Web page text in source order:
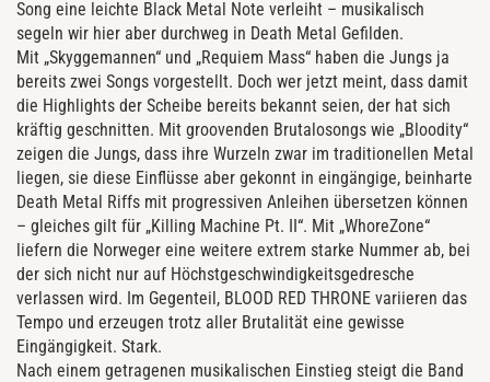
Song eine leichte Black Metal Note verleiht – musikalisch
segeln wir hier aber durchweg in Death Metal Gefilden.
Mit „Skyggemannen“ und „Requiem Mass“ haben die Jungs ja
bereits zwei Songs vorgestellt. Doch wer jetzt meint, dass damit
die Highlights der Scheibe bereits bekannt seien, der hat sich
kräftig geschnitten. Mit groovenden Brutalosongs wie „Bloodity“
zeigen die Jungs, dass ihre Wurzeln zwar im traditionellen Metal
liegen, sie diese Einflüsse aber gekonnt in eingängige, beinharte
Death Metal Riffs mit progressiven Anleihen übersetzen können
– gleiches gilt für „Killing Machine Pt. II“. Mit „WhoreZone“
liefern die Norweger eine weitere extrem starke Nummer ab, bei
der sich nicht nur auf Höchstgeschwindigkeitsgedresche
verlassen wird. Im Gegenteil, BLOOD RED THRONE variieren das
Tempo und erzeugen trotz aller Brutalität eine gewisse
Eingängigkeit. Stark.
Nach einem getragenen musikalischen Einstieg steigt die Band